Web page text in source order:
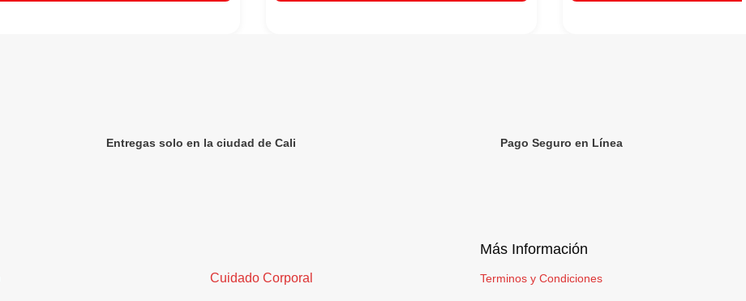
Entregas solo en la ciudad de Cali Pago Seguro en Línea
Cuidado Corporal
Más Información
Terminos y Condiciones